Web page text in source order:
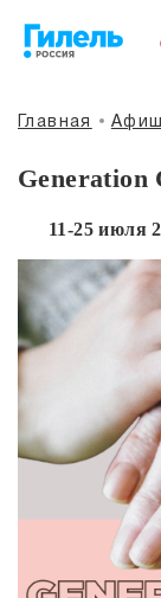
Главная
Generation
11-25 июля